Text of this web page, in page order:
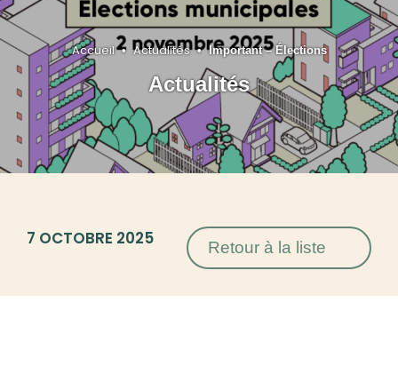
Accueil•Actualités•Important – Élections
Actualités
7 OCTOBRE 2025 Retour à la liste